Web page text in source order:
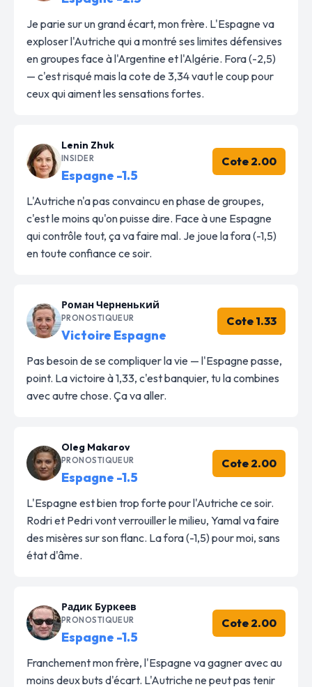
Je parie sur un grand écart, mon frère. L'Espagne va
exploser l'Autriche qui a montré ses limites défensives
en groupes face à l'Argentine et l'Algérie. Fora (-2,5)
— c'est risqué mais la cote de 3,34 vaut le coup pour
ceux qui aiment les sensations fortes.
Lenin Zhuk
INSIDER
Espagne -1.5
Cote 2.00
L'Autriche n'a pas convaincu en phase de groupes,
c'est le moins qu'on puisse dire. Face à une Espagne
qui contrôle tout, ça va faire mal. Je joue la fora (-1,5)
en toute confiance ce soir.
Роман Черненький
PRONOSTIQUEUR
Victoire Espagne
Cote 1.33
Pas besoin de se compliquer la vie — l'Espagne passe,
point. La victoire à 1,33, c'est banquier, tu la combines
avec autre chose. Ça va aller.
Oleg Makarov
PRONOSTIQUEUR
Espagne -1.5
Cote 2.00
L'Espagne est bien trop forte pour l'Autriche ce soir.
Rodri et Pedri vont verrouiller le milieu, Yamal va faire
des misères sur son flanc. La fora (-1,5) pour moi, sans
état d'âme.
Радик Буркеев
PRONOSTIQUEUR
Espagne -1.5
Cote 2.00
Franchement mon frère, l'Espagne va gagner avec au
moins deux buts d'écart. L'Autriche ne peut pas tenir